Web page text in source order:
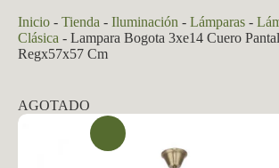
Inicio - Tienda - Iluminación - Lámparas -
Clásica - Lampara Bogota 3xe14 Cuero
Regx57x57 Cm
AGOTADO